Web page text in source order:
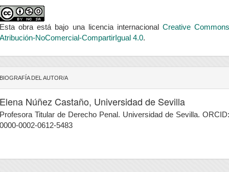
Esta obra está bajo una licencia internacional Creative Commons
Atribución-NoComercial-CompartirIgual 4.0.
BIOGRAFÍA DEL AUTOR/A
Elena Núñez Castaño, Universidad de Sevilla
Profesora Titular de Derecho Penal. Universidad de Sevilla. ORCID:
0000-0002-0612-5483